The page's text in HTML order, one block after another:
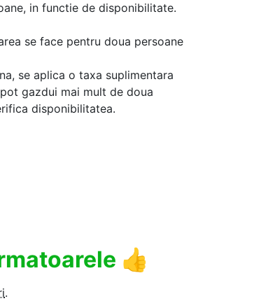
in functie de disponibilitate.
se face pentru doua persoane
se aplica o taxa suplimentara
gazdui mai mult de doua
disponibilitatea.
👍
.